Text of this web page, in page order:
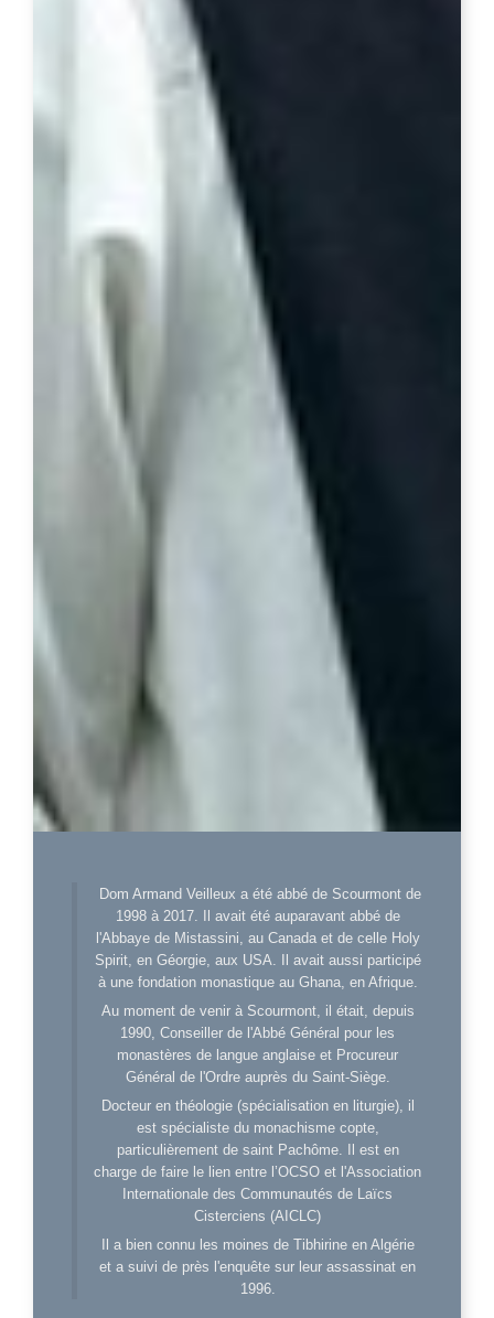
Dom Armand Veilleux a été abbé de Scourmont de
1998 à 2017. Il avait été auparavant abbé de
l'Abbaye de Mistassini, au Canada et de celle Holy
Spirit, en Géorgie, aux USA. Il avait aussi participé
à une fondation monastique au Ghana, en Afrique.
Au moment de venir à Scourmont, il était, depuis
1990, Conseiller de l'Abbé Général pour les
monastères de langue anglaise et Procureur
Général de l'Ordre auprès du Saint-Siège.
Docteur en théologie (spécialisation en liturgie), il
est spécialiste du monachisme copte,
particulièrement de saint Pachôme. Il est en
charge de faire le lien entre l’OCSO et l'Association
Internationale des Communautés de Laïcs
Cisterciens (AICLC)
Il a bien connu les moines de Tibhirine en Algérie
et a suivi de près l'enquête sur leur assassinat en
1996.